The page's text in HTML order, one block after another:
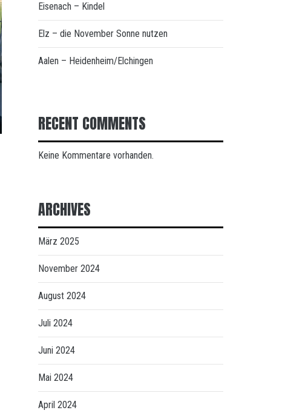
Eisenach – Kindel
Elz – die November Sonne nutzen
Aalen – Heidenheim/Elchingen
RECENT COMMENTS
Keine Kommentare vorhanden.
ARCHIVES
März 2025
November 2024
August 2024
Juli 2024
Juni 2024
Mai 2024
April 2024